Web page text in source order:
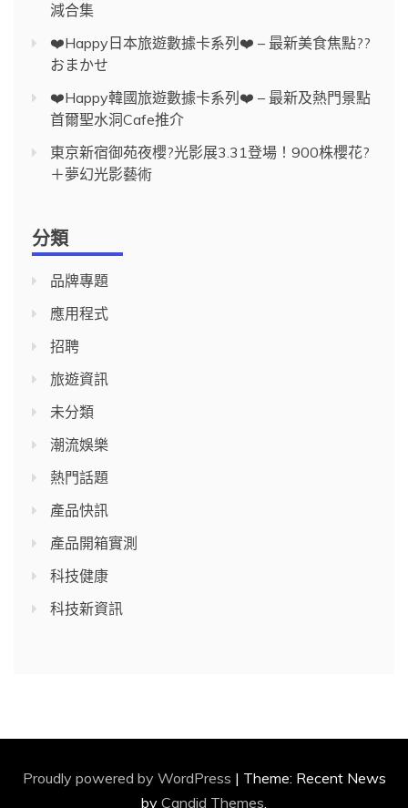
減合集
❤️Happy日本旅遊數據卡系列❤️ – 最新美食焦點??
おまかせ
❤️Happy韓國旅遊數據卡系列❤️ – 最新及熱門景點
首爾聖水洞Cafe推介
東京新宿御苑夜櫻?光影展3.31登場！900株櫻花?
＋夢幻光影藝術
分類
品牌專題
應用程式
招聘
旅遊資訊
未分類
潮流娛樂
熱門話題
產品快訊
產品開箱實測
科技健康
科技新資訊
Proudly powered by WordPress | Theme: Recent News
by Candid Themes.